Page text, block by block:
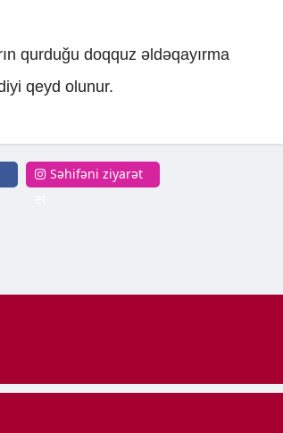
qurduğu doqquz əldəqayırma
qeyd olunur.
Səhifəni ziyarət